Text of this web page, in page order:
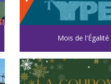
Mois de l'Égalité